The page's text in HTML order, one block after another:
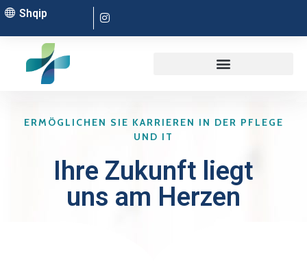
Shqip
ERMÖGLICHEN SIE KARRIEREN IN DER PFLEGE
UND IT
Ihre Zukunft liegt
uns am Herzen